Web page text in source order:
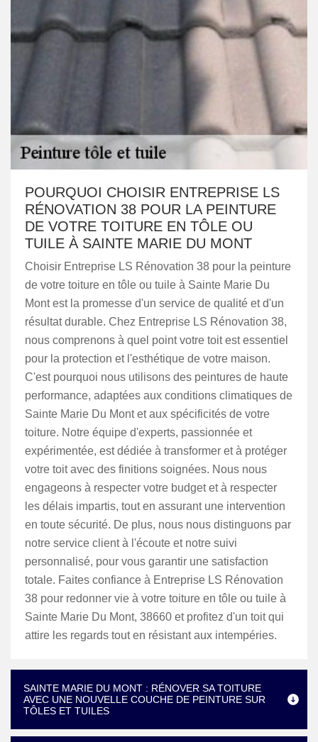
POURQUOI CHOISIR ENTREPRISE LS
RÉNOVATION 38 POUR LA PEINTURE
DE VOTRE TOITURE EN TÔLE OU
TUILE À SAINTE MARIE DU MONT
Choisir Entreprise LS Rénovation 38 pour la peinture
de votre toiture en tôle ou tuile à Sainte Marie Du
Mont est la promesse d'un service de qualité et d'un
résultat durable. Chez Entreprise LS Rénovation 38,
nous comprenons à quel point votre toit est essentiel
pour la protection et l'esthétique de votre maison.
C'est pourquoi nous utilisons des peintures de haute
performance, adaptées aux conditions climatiques de
Sainte Marie Du Mont et aux spécificités de votre
toiture. Notre équipe d'experts, passionnée et
expérimentée, est dédiée à transformer et à protéger
votre toit avec des finitions soignées. Nous nous
engageons à respecter votre budget et à respecter
les délais impartis, tout en assurant une intervention
en toute sécurité. De plus, nous nous distinguons par
notre service client à l'écoute et notre suivi
personnalisé, pour vous garantir une satisfaction
totale. Faites confiance à Entreprise LS Rénovation
38 pour redonner vie à votre toiture en tôle ou tuile à
Sainte Marie Du Mont, 38660 et profitez d'un toit qui
attire les regards tout en résistant aux intempéries.
SAINTE MARIE DU MONT : RÉNOVER SA TOITURE
AVEC UNE NOUVELLE COUCHE DE PEINTURE SUR
TÔLES ET TUILES